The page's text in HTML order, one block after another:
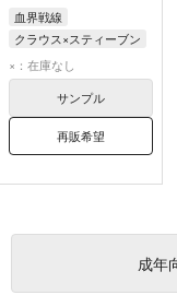
血界戦線
クラウス×スティーブン
クラウス・V・ラインヘルツ
×：在庫なし
サンプル
再販希望
成年